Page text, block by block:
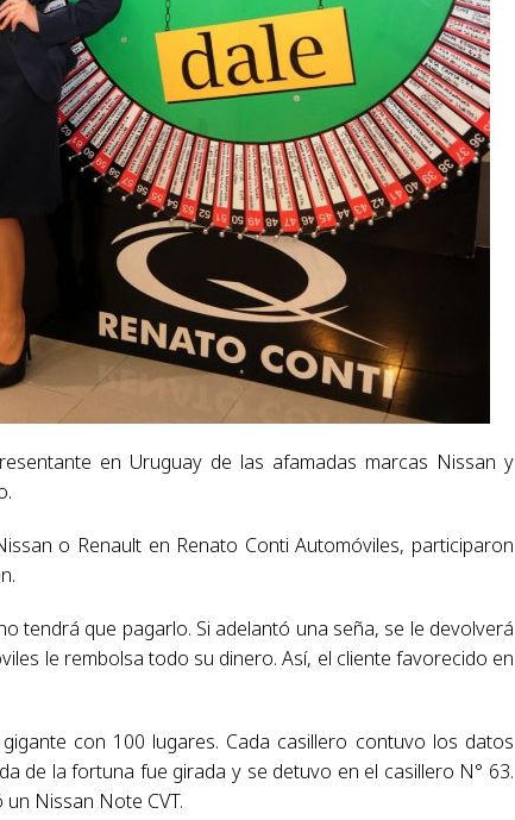
en Uruguay de las afamadas marcas Nissan y
o Renault en Renato Conti Automóviles, participaron
tendrá que pagarlo. Si adelantó una seña, se le devolverá
le rembolsa todo su dinero. Así, el cliente favorecido en
con 100 lugares. Cada casillero contuvo los datos
de la fortuna fue girada y se detuvo en el casillero N° 63.
Nissan Note CVT.